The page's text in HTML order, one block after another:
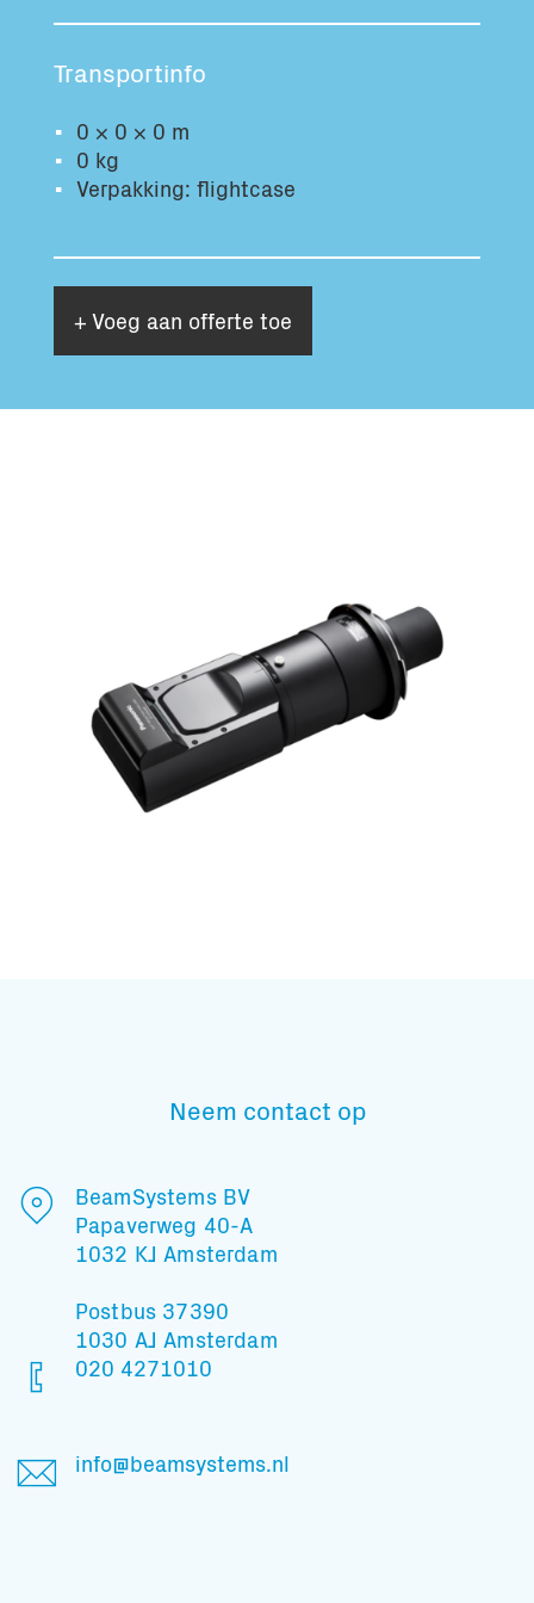
Transportinfo
0 × 0 × 0 m
0 kg
Verpakking: flightcase
+ Voeg aan offerte toe
Neem contact op
BeamSystems BV
Papaverweg 40-A
1032 KJ Amsterdam
Postbus 37390
1030 AJ Amsterdam
020 4271010
info@beamsystems.nl